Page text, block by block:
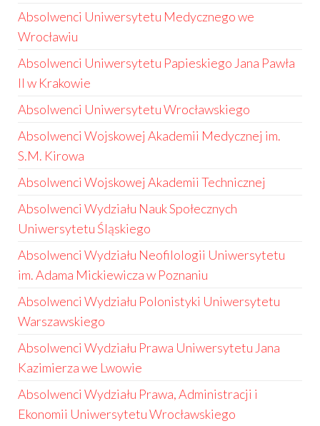
Absolwenci Uniwersytetu Medycznego we
Wrocławiu
Absolwenci Uniwersytetu Papieskiego Jana Pawła
II w Krakowie
Absolwenci Uniwersytetu Wrocławskiego
Absolwenci Wojskowej Akademii Medycznej im.
S.M. Kirowa
Absolwenci Wojskowej Akademii Technicznej
Absolwenci Wydziału Nauk Społecznych
Uniwersytetu Śląskiego
Absolwenci Wydziału Neofilologii Uniwersytetu
im. Adama Mickiewicza w Poznaniu
Absolwenci Wydziału Polonistyki Uniwersytetu
Warszawskiego
Absolwenci Wydziału Prawa Uniwersytetu Jana
Kazimierza we Lwowie
Absolwenci Wydziału Prawa, Administracji i
Ekonomii Uniwersytetu Wrocławskiego